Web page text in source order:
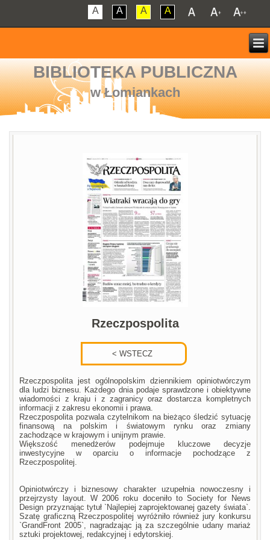
A A A A
BIBLIOTEKA PUBLICZNA
w Łomiankach
Rzeczpospolita
Rzeczpospolita jest ogólnopolskim dziennikiem opiniotwórczym
dla ludzi biznesu. Każdego dnia podaje sprawdzone i obiektywne
wiadomości z kraju i z zagranicy oraz dostarcza kompletnych
informacji z zakresu ekonomii i prawa.
Rzeczpospolita pozwala czytelnikom na bieżąco śledzić sytuację
finansową na polskim i światowym rynku oraz zmiany
zachodzące w krajowym i unijnym prawie.
Większość menedżerów podejmuje kluczowe decyzje
inwestycyjne w oparciu o informacje pochodzące z
Rzeczpospolitej.
Opiniotwórczy i biznesowy charakter uzupełnia nowoczesny i
przejrzysty layout. W 2006 roku doceniło to Society for News
Design przyznając tytuł `Najlepiej zaprojektowanej gazety świata`.
Szatę graficzną Rzeczpospolitej wyróżniło również jury konkursu
`GrandFront 2005`, nagradzając ją za szczególnie udany mariaż
sztuki projektowej, redakcyjnej i edytorskiej.